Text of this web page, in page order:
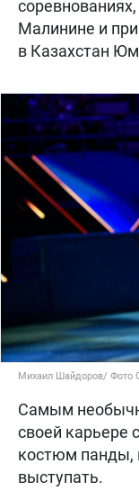
Малинине и
в Казахстан
Михаил Шайдоров/ Фото
Самым
своей карьере
костюм панды,
выступать.